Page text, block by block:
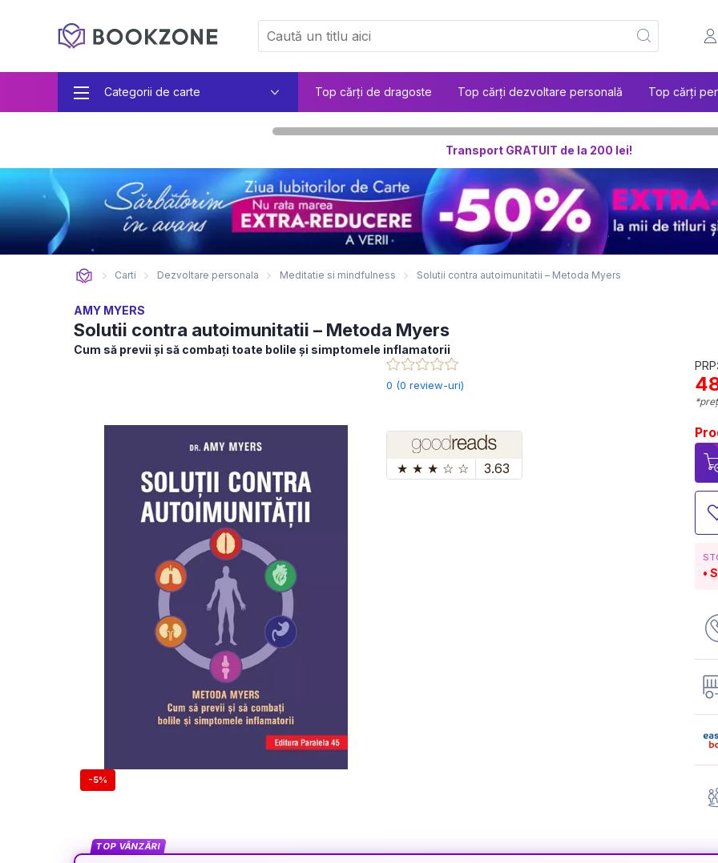
Categorii de carte Top cărți de dragoste Top cărți dezvoltare personală Top cărți
Transport GRATUIT de la 200 lei!
Carti Dezvoltare personala Meditatie si mindfulness Solutii contra autoimunitatii – Metoda Myers
AMY MYERS
Solutii contra autoimunitatii – Metoda Myers
Cum să previi şi să combaţi toate bolile şi simptomele inflamatorii
-5%
0 (0 review-uri)
★ ★ ★ ☆ ☆ 3.63
TOP VÂNZĂRI